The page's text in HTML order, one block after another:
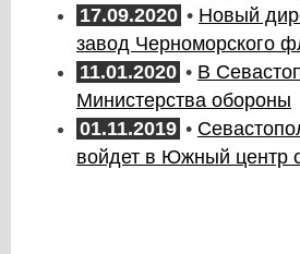
17.09.2020 • Новый
завод Черноморского
11.01.2020 • В
Министерства обороны
01.11.2019 •
войдет в Южный центр